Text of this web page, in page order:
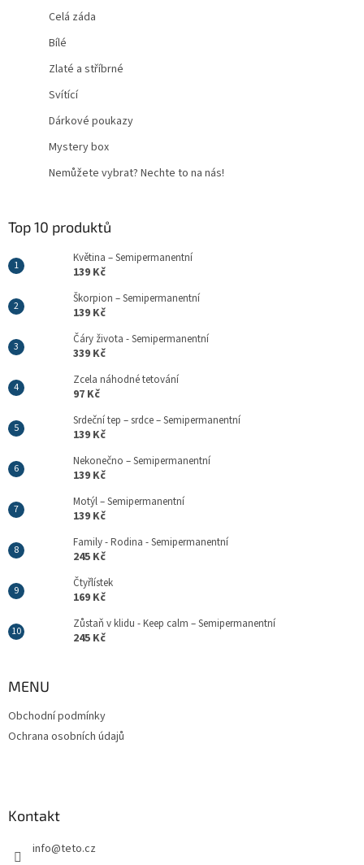
Celá záda
Bílé
Zlaté a stříbrné
Svítící
Dárkové poukazy
Mystery box
Nemůžete vybrat? Nechte to na nás!
Top 10 produktů
Květina – Semipermanentní
139 Kč
Škorpion – Semipermanentní
139 Kč
Čáry života - Semipermanentní
339 Kč
Zcela náhodné tetování
97 Kč
Srdeční tep – srdce – Semipermanentní
139 Kč
Nekonečno – Semipermanentní
139 Kč
Motýl – Semipermanentní
139 Kč
Family - Rodina - Semipermanentní
245 Kč
Čtyřlístek
169 Kč
Zůstaň v klidu - Keep calm – Semipermanentní
245 Kč
MENU
Obchodní podmínky
Ochrana osobních údajů
Kontakt
info@teto.cz